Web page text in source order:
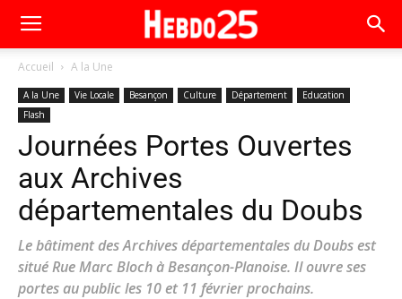
Accueil A la Une
A la Une Vie Locale Besançon Culture Département
Education
Flash
Journées Portes Ouvertes
aux Archives
départementales du Doubs
Le bâtiment des Archives départementales du Doubs est
situé Rue Marc Bloch à Besançon-Planoise. Il ouvre ses
portes au public les 10 et 11 février prochains.